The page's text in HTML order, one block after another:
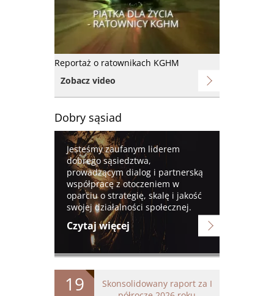
Reportaż o ratownikach KGHM
Zobacz video
Dobry sąsiad
Obraz
Jesteśmy zaufanym liderem
dobrego sąsiedztwa,
prowadzącym dialog i partnerską
współpracę z otoczeniem w
oparciu o strategię, skalę i jakość
swojej działalności społecznej.
Czytaj więcej
19
Skonsolidowany raport za I